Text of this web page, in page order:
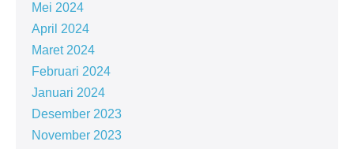
Mei 2024
April 2024
Maret 2024
Februari 2024
Januari 2024
Desember 2023
November 2023